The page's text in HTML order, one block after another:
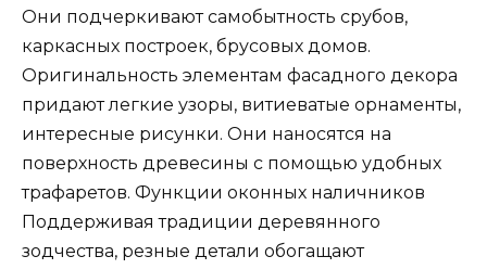
Они подчеркивают самобытность срубов,
каркасных построек, брусовых домов.
Оригинальность элементам фасадного декора
придают легкие узоры, витиеватые орнаменты,
интересные рисунки. Они наносятся на
поверхность древесины с помощью удобных
трафаретов. Функции оконных наличников
Поддерживая традиции деревянного
зодчества, резные детали обогащают